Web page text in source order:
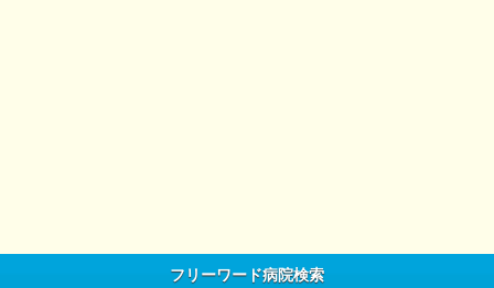
フリーワード病院検索